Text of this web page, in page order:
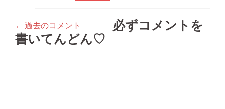
コ
メ
← 過去のコメント
必ずコメントを
書いてんどん♡